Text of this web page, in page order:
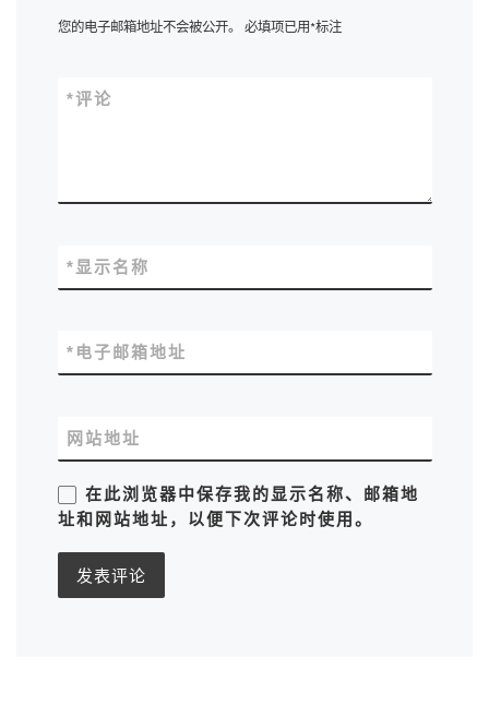
您的电子邮箱地址不会被公开。 必填项已用*标注
评论
*
显示名称
*
电子邮箱地址
*
网站地址
在此浏览器中保存我的显示名称、邮箱地
址和网站地址，以便下次评论时使用。